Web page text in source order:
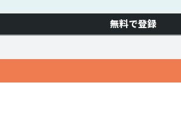
無料で登録